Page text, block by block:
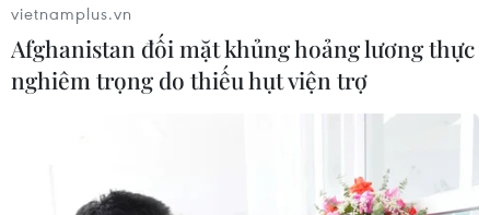
Chủ tịch Quốc hội kiêm Chủ
vietnamplus.vn
Afghanistan đối mặt khủng hoảng lương thực
nghiêm trọng do thiếu hụt viện trợ